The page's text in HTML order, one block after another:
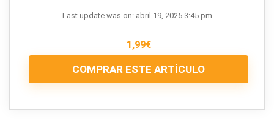
Last update was on: abril 19, 2025 3:45 pm
1,99€
COMPRAR ESTE ARTÍCULO